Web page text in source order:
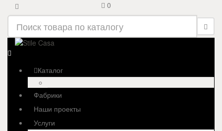
0
Каталог
Фабрики
Наши проекты
Услуги